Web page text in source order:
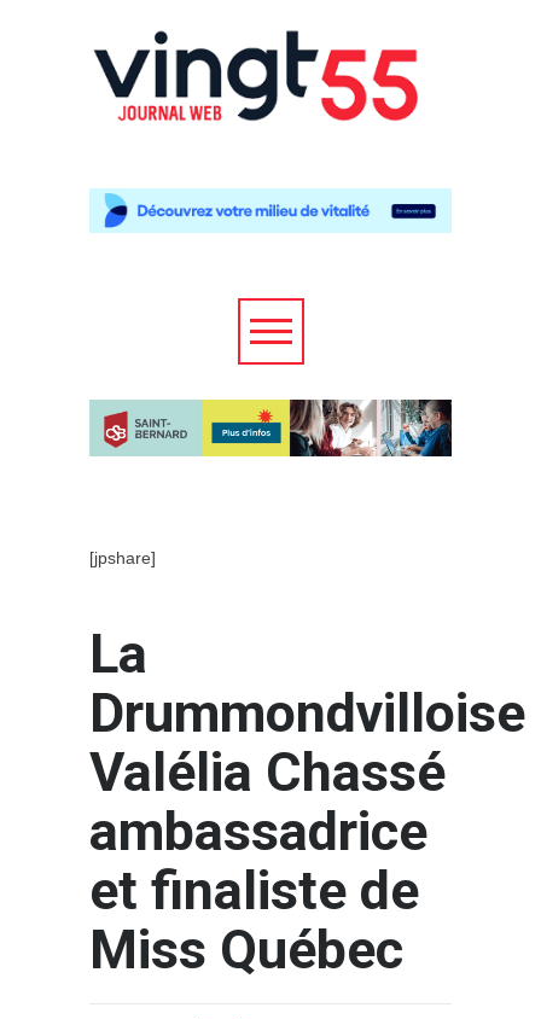
[jpshare]
La
Drummondvilloise
Valélia Chassé
ambassadrice
et finaliste de
Miss Québec